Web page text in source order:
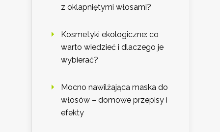
z oklapniętymi włosami?
Kosmetyki ekologiczne: co
warto wiedzieć i dlaczego je
wybierać?
Mocno nawilżająca maska do
włosów – domowe przepisy i
efekty